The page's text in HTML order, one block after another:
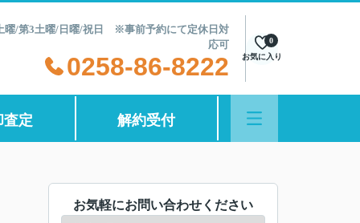
曜/第3土曜/日曜/祝日 ※事前予約にて定休日対
応可
0258-86-8222 お気に入り
0
査定 解約受付
お気軽にお問い合わせください